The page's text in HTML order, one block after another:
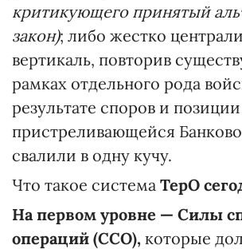
критикующего принятый
закон); либо жестко
вертикаль, повторив
рамках отдельного рода
результате споров и
пристреливающейся
свалили в одну кучу.
Что такое система ТерО
На первом уровне — Силы
операций (ССО), которые